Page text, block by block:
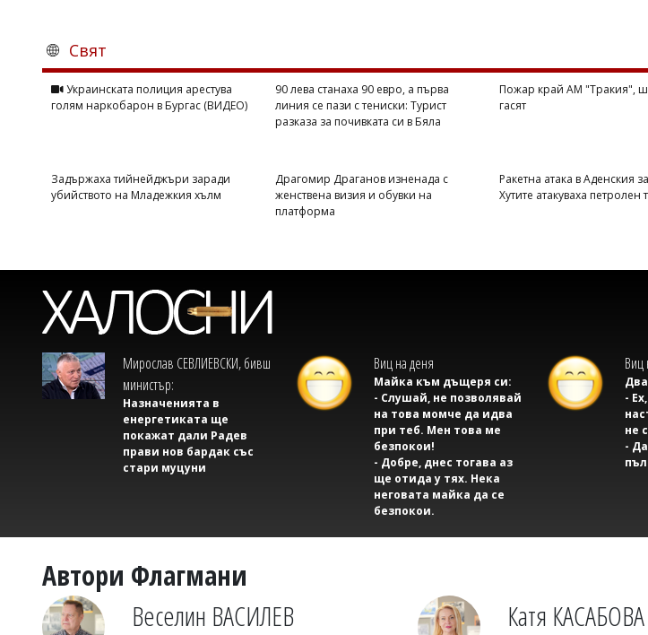
Свят
Украинската полиция арестува
голям наркобарон в Бургас (ВИДЕО)
90 лева станаха 90 евро, а първа
линия се пази с тениски: Турист
разказа за почивката си в Бяла
Пожар край АМ "Тракия",
гасят
Задържаха тийнейджъри заради
убийството на Младежкия хълм
Драгомир Драганов изненада с
женствена визия и обувки на
платформа
Ракетна атака в Аденския
Хутите атакуваха петролен
Мирослав СЕВЛИЕВСКИ, бивш
министър:
Назначенията в
енергетиката ще
покажат дали Радев
прави нов бардак със
стари муцуни
Виц на деня
Майка към дъщеря си:
- Слушай, не позволявай
на това момче да идва
при теб. Мен това ме
безпокои!
- Добре, днес тогава аз
ще отида у тях. Нека
неговата майка да се
безпокои.
Виц
-
не
-
Автори Флагмани
Веселин ВАСИЛЕВ
Катя КАСАБОВА